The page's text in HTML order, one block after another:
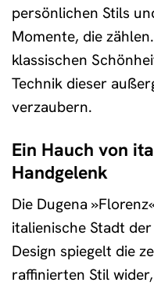
persönlichen Stils
Momente, die
klassischen
Technik dieser
verzaubern.
Ein Hauch von
Handgelenk
Die Dugena
italienische Stadt
Design spiegelt die
raffinierten Stil